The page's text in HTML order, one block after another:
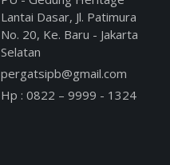
Lantai Dasar, Jl. Patimura
No. 20, Ke. Baru - Jakarta
Selatan
pergatsipb@gmail.com
Hp : 0822 – 9999 - 1324